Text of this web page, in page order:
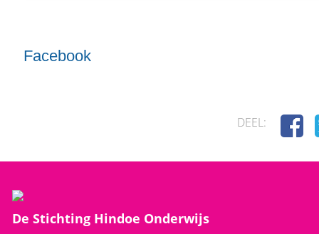
Facebook
DEEL:
De Stichting Hindoe Onderwijs